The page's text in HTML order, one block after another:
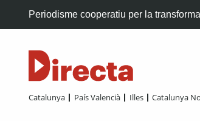
Periodisme cooperatiu per la
Catalunya País Valencià Illes Catalunya